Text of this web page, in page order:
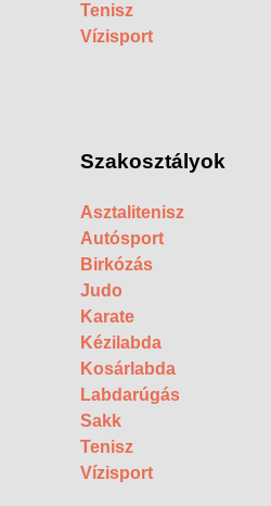
Tenisz
Vízisport
Szakosztályok
Asztalitenisz
Autósport
Birkózás
Judo
Karate
Kézilabda
Kosárlabda
Labdarúgás
Sakk
Tenisz
Vízisport